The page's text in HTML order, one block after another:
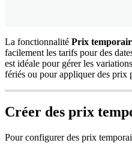
La fonctionnalité Prix
facilement les tarifs pour des
est idéale pour gérer les variations
fériés ou pour appliquer des prix
Créer des prix
Pour configurer des prix